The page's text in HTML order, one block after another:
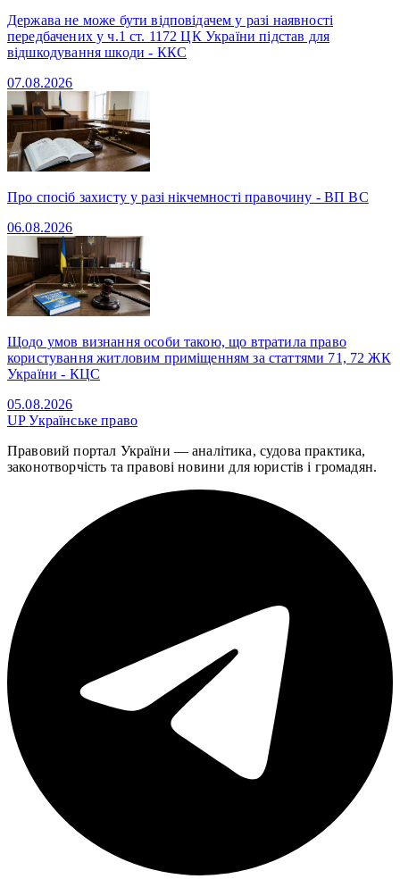
Держава не може бути відповідачем у разі наявності
передбачених у ч.1 ст. 1172 ЦК України підстав для
відшкодування шкоди - ККС
07.08.2026
Про спосіб захисту у разі нікчемності правочину - ВП ВС
06.08.2026
Щодо умов визнання особи такою, що втратила право
користування житловим приміщенням за статтями 71, 72 ЖК
України - КЦС
05.08.2026
UPУкраїнське право
Правовий портал України — аналітика, судова практика,
законотворчість та правові новини для юристів і громадян.